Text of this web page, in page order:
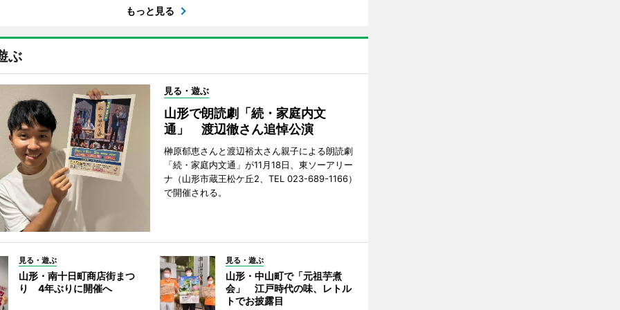
もっと見る
ぶ
見る・遊ぶ
山形で朗読劇「続・家庭内文
通」 渡辺徹さん追悼公演
榊原郁恵さんと渡辺裕太さん親子による朗読劇
「続・家庭内文通」が11月18日、東ソーアリー
ナ（山形市蔵王松ケ丘2、TEL 023-689-1166）
で開催される。
見る・遊ぶ
山形・南十日町商店街まつ
り 4年ぶりに開催へ
見る・遊ぶ
山形・中山町で「元祖芋煮
会」 江戸時代の味、レトル
トでお披露目